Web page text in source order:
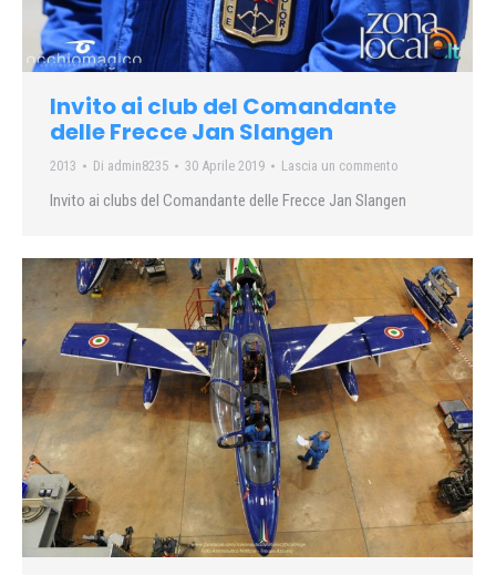
Invito ai club del Comandante
delle Frecce Jan Slangen
2013 Di admin8235 30 Aprile 2019 Lascia un commento
Invito ai clubs del Comandante delle Frecce Jan Slangen